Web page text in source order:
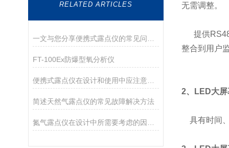
RELATED ARTICLES
FT-100Ex防爆型氧分析仪
便携式露点仪在设计和使用中应注意的因素介绍
简述天然气露点仪的常见故障解决方法
无需调整。
提供
整合到用户
2、 LED大
具有时间